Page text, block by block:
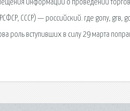
информации о проведении
СССР) — российский. где gопу, gгв,
роль вступивших в силу 29 марта